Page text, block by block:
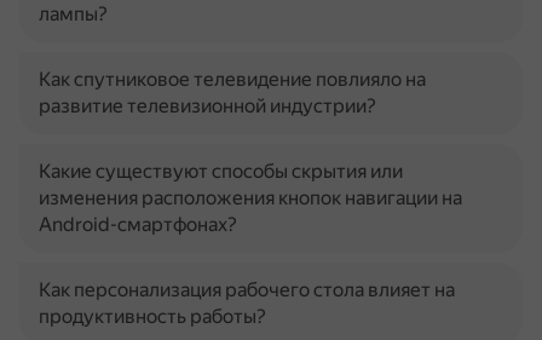
лампы?
Как спутниковое телевидение повлияло на
развитие телевизионной индустрии?
Какие существуют способы скрытия или
изменения расположения кнопок навигации на
Android-смартфонах?
Как персонализация рабочего стола влияет на
продуктивность работы?